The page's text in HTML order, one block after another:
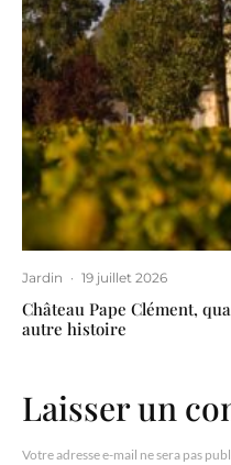
Jardin · 19 juillet 2026
Château Pape Clément,
autre histoire
Laisser un
Votre adresse e-mail ne sera pas